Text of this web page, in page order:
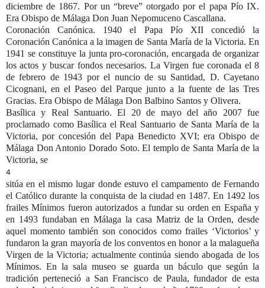
diciembre de 1867. Por un “breve” otorgado por el papa Pío IX.
Era Obispo de Málaga Don Juan Nepomuceno Cascallana.
Coronación Canónica. 1940 el Papa Pío XII concedió la
Coronación Canónica a la imagen de Santa María de la Victoria. En
1941 se constituye la junta pro-coronación, encargada de organizar
los actos y buscar fondos necesarios. La Virgen fue coronada el 8
de febrero de 1943 por el nuncio de su Santidad, D. Cayetano
Cicognani, en el Paseo del Parque junto a la fuente de las Tres
Gracias. Era Obispo de Málaga Don Balbino Santos y Olivera.
Basílica y Real Santuario.El 20 de mayo del año 2007 fue
proclamado como Basílica el Real Santuario de Santa María de la
Victoria, por concesión del Papa Benedicto XVI; era Obispo de
Málaga Don Antonio Dorado Soto. El templo de Santa María de la
Victoria, se
4
sitúa en el mismo lugar donde estuvo el campamento de Fernando
el Católico durante la conquista de la ciudad en 1487. En 1492 los
frailes Mínimos fueron autorizados a fundar su orden en España y
en 1493 fundaban en Málaga la casa Matriz de la Orden, desde
aquel momento también son conocidos como frailes ‘Victorios’ y
fundaron la gran mayoría de losconventos en honor a la malagueña
Virgen de la Victoria; actualmente continúa siendo abogada de los
Mínimos. En la sala museo se guarda un báculo que según la
tradición perteneció a San Francisco de Paula, fundador de esta